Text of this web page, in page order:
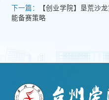
下一篇：
【创业学院】垦荒沙
能备赛策略